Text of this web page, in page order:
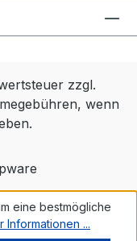
zzgl.
wenn
eine bestmögliche
Informationen ...